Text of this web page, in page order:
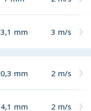
3,1 mm 3 m/s
0,3 mm 2 m/s
4,1 mm 2 m/s